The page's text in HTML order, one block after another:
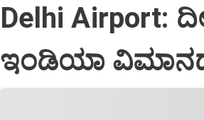
Delhi Airport:
ಇಂಡಿಯಾ